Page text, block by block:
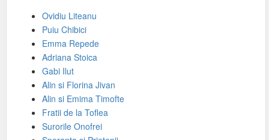
Ovidiu Liteanu
Puiu Chibici
Emma Repede
Adriana Stoica
Gabi Ilut
Alin si Florina Jivan
Alin si Emima Timofte
Fratii de la Toflea
Surorile Onofrei